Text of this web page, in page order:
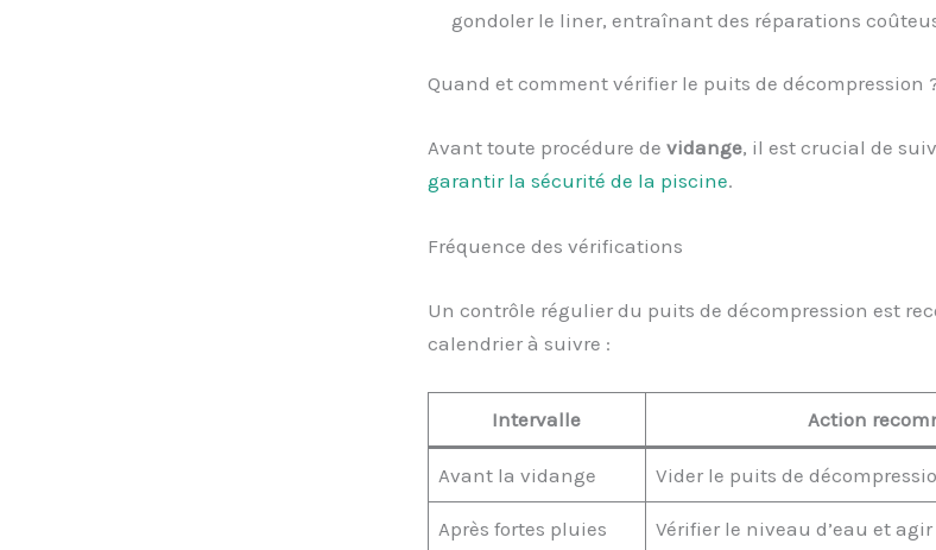
gondoler le liner, entraînant des réparations
Quand et comment vérifier le puits de décompression
Avant toute procédure de vidange, il est crucial de
garantir la sécurité de la piscine.
Fréquence des vérifications
Un contrôle régulier du puits de décompression est
calendrier à suivre :
Intervalle Action
Avant la vidange Vider le puits de
Après fortes pluies Vérifier le niveau d’eau et